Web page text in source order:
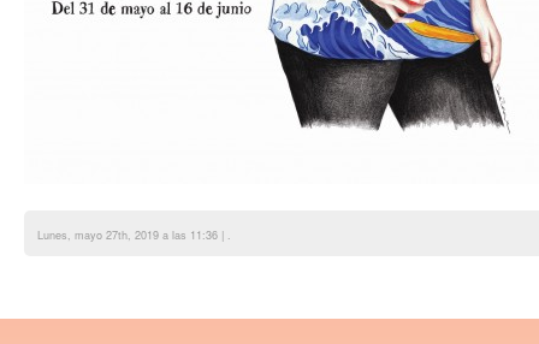
Lunes, mayo 27th, 2019 a las 11:36 | .